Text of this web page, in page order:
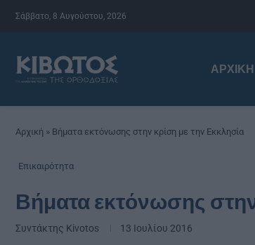
Σάββατο, 8 Αυγούστου, 2026
ΑΡΧΙΚΉ
Αρχική » Βήματα εκτόνωσης στην κρίση με την Εκκλησία
Επικαιρότητα
Βήματα εκτόνωσης
Συντάκτης Kivotos 13 Ιουλίου 2016